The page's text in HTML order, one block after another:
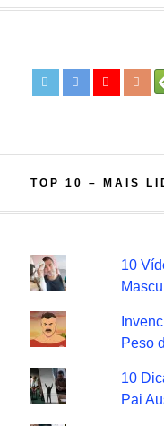
TOP 10 – MAIS
10
Peso
10
Pai